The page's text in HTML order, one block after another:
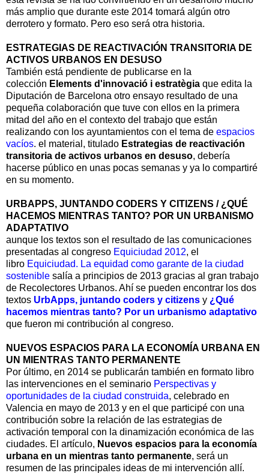
más amplio que durante este 2014 tomará algún otro
derrotero y formato. Pero eso será otra historia.
ESTRATEGIAS DE REACTIVACIÓN TRANSITORIA DE
ACTIVOS URBANOS EN DESUSO
También está pendiente de publicarse en la
colección Elements d'innovació i estratègia que edita la
Diputación de Barcelona otro ensayo resultado de una
pequeña colaboración que tuve con ellos en la primera
mitad del año en el contexto del trabajo que están
realizando con los ayuntamientos con el tema de espacios
vacíos. el material, titulado Estrategias de reactivación
transitoria de activos urbanos en desuso, debería
hacerse público en unas pocas semanas y ya lo compartiré
en su momento.
URBAPPS, JUNTANDO CODERS Y CITIZENS / ¿QUÉ
HACEMOS MIENTRAS TANTO? POR UN URBANISMO
ADAPTATIVO
aunque los textos son el resultado de las comunicaciones
presentadas al congreso Equiciudad 2012, el
libro Equiciudad. La equidad como garante de la ciudad
sostenible salía a principios de 2013 gracias al gran trabajo
de Recolectores Urbanos. Ahí se pueden encontrar los dos
textos UrbApps, juntando coders y citizens y ¿Qué
hacemos mientras tanto? Por un urbanismo adaptativo
que fueron mi contribución al congreso.
NUEVOS ESPACIOS PARA LA ECONOMÍA URBANA EN
UN MIENTRAS TANTO PERMANENTE
Por último, en 2014 se publicarán también en formato libro
las intervenciones en el seminario Perspectivas y
oportunidades de la ciudad construida, celebrado en
Valencia en mayo de 2013 y en el que participé con una
contribución sobre la relación de las estrategias de
activación temporal con la dinamización económica de las
ciudades. El artículo, Nuevos espacios para la economía
urbana en un mientras tanto permanente, será un
resumen de las principales ideas de mi intervención allí.